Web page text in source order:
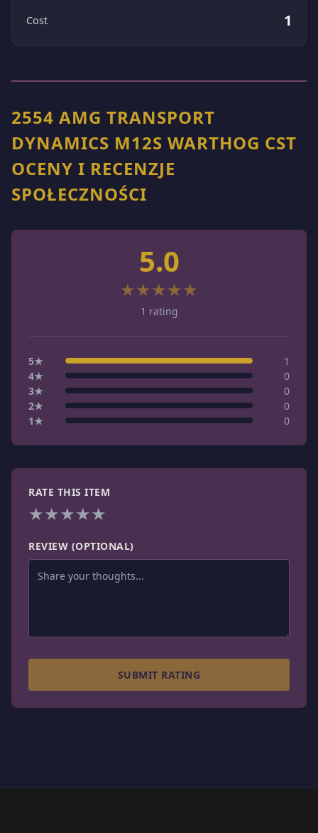
Cost 1
2554 AMG TRANSPORT
DYNAMICS M12S WARTHOG CST
OCENY I RECENZJE
SPOŁECZNOŚCI
5.0
★★★★★
1 rating
5★
1
4★
0
3★
0
2★
0
1★ 0
RATE THIS ITEM
★★★★★
REVIEW (OPTIONAL)
SUBMIT RATING